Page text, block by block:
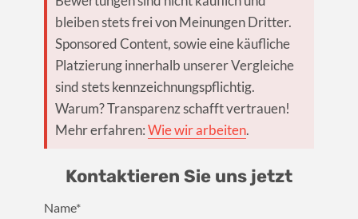
bleiben stets frei von Meinungen Dritter.
Sponsored Content, sowie eine käufliche
Platzierung innerhalb unserer Vergleiche
sind stets kennzeichnungspflichtig.
Warum? Transparenz schafft vertrauen!
Mehr erfahren:Wie wir arbeiten.
Kontaktieren Sie uns jetzt
Name*